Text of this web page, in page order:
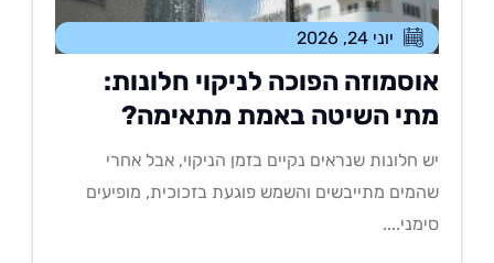
יוני 24, 2026
הפוכה לניקוי חלונות:
השיטה באמת מתאימה?
חלונות שנראים נקיים בזמן הניקוי, אבל אחרי
מתייבשים והשמש פוגעת בזכוכית, מופיעים